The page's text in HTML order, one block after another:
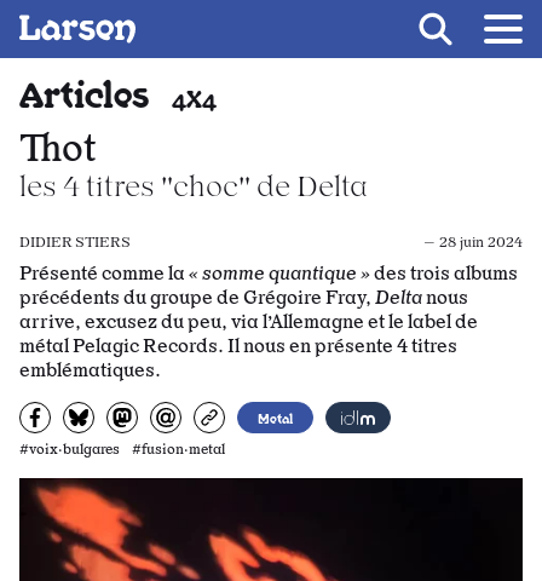
Fil d’ariane
Articles 4X4
Thot
les 4 titres "choc" de Delta
DIDIER STIERS — 28 juin 2024
Présenté comme la « somme quantique »des trois albums
précédents du groupe de Grégoire Fray, Deltanous
arrive, excusez du peu, via l’Allemagne et le label de
métal Pelagic Records. Il nous en présente 4 titres
emblématiques.
Partagez sur Facebook
Partager sur Bluesky
Partager sur Mastodon
Partagez par e-mail
Copiez l’url
Metal
#voix·bulgares #fusion·metal